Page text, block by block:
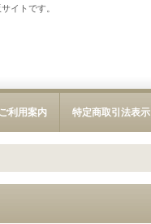
イトです。
ご利用案内 特定商取引法表示